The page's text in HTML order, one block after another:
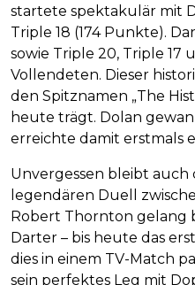
startete spektakulär mit
Triple 18 (174 Punkte).
sowie Triple 20, Triple 17
Vollendeten. Dieser
den Spitznamen „The
heute trägt. Dolan
erreichte damit erstmals
Unvergessen bleibt auch
legendären Duell
Robert Thornton gelang
Darter – bis heute das
dies in einem TV-Match
sein perfektes Leg mit